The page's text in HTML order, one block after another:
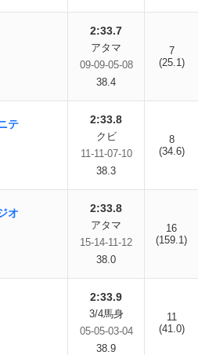
2:33.7
アタマ
09-09-05-08
38.4
7
(25.1)
テ 2:33.8
クビ
11-11-07-10
38.3
8
(34.6)
オ 2:33.8
アタマ
15-14-11-12
38.0
16
(159.1)
2:33.9
3/4馬身
05-05-03-04
38.9
11
(41.0)